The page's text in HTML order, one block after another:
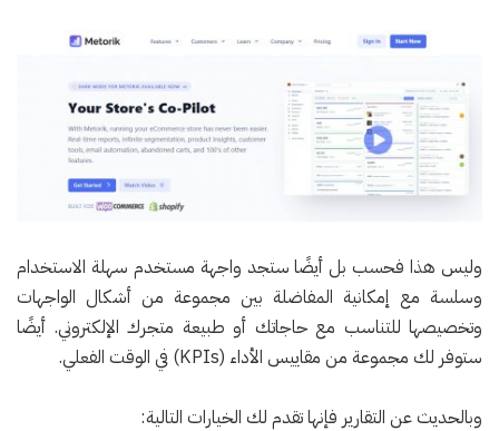
وليس هذا فحسب بل أيضًا ستجد واجهة مستخدم سهلة الاستخدام
وسلسة مع إمكانية المفاضلة بين مجموعة من أشكال الواجهات
وتخصيصها للتناسب مع حاجاتك أو طبيعة متجرك الإلكتروني. أيضًا
ستوفر لك مجموعة من مقاييس الأداء (KPIs) في الوقت الفعلي.
وبالحديث عن التقارير فإنها تقدم لك الخيارات التالية: